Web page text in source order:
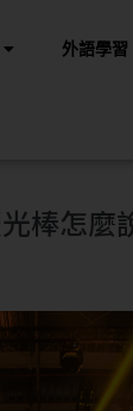
外語學習
棒怎麼